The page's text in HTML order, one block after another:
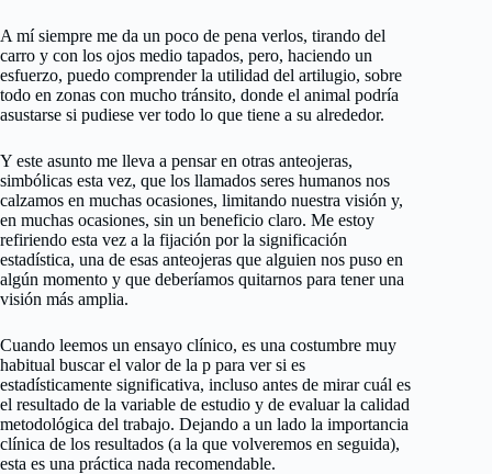
A mí siempre me da un poco de pena verlos, tirando del
carro y con los ojos medio tapados, pero, haciendo un
esfuerzo, puedo comprender la utilidad del artilugio, sobre
todo en zonas con mucho tránsito, donde el animal podría
asustarse si pudiese ver todo lo que tiene a su alrededor.
Y este asunto me lleva a pensar en otras anteojeras,
simbólicas esta vez, que los llamados seres humanos nos
calzamos en muchas ocasiones, limitando nuestra visión y,
en muchas ocasiones, sin un beneficio claro. Me estoy
refiriendo esta vez a la fijación por la significación
estadística, una de esas anteojeras que alguien nos puso en
algún momento y que deberíamos quitarnos para tener una
visión más amplia.
Cuando leemos un ensayo clínico, es una costumbre muy
habitual buscar el valor de la p para ver si es
estadísticamente significativa, incluso antes de mirar cuál es
el resultado de la variable de estudio y de evaluar la calidad
metodológica del trabajo. Dejando a un lado la importancia
clínica de los resultados (a la que volveremos en seguida),
esta es una práctica nada recomendable.